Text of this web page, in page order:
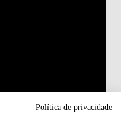
Política de privacidade